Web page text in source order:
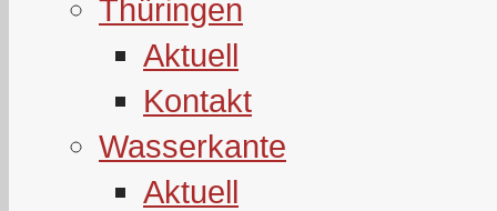
Thüringen
Aktuell
Kontakt
Wasserkante
Aktuell